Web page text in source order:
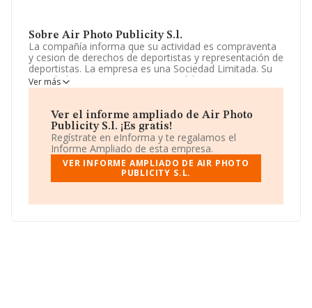
Sobre Air Photo Publicity S.l.
La compañía informa que su actividad es compraventa
y cesion de derechos de deportistas y representación de
deportistas. La empresa es una Sociedad Limitada. Su
actividad CNAE es '%cnae%' con código 6811. La
empresa no tiene actividad en mercados exteriores.
La empresa española Air Photo Publicity S.L, CIF
B12552154, se encuentra en Calle Josep Ramon Batalla
núm. 5, (12540), en el municipio de Vila-real, provincia
de Castellón, Comunidad Valenciana.
Con los datos a disposición de INFORMA sobre 67.991
empresas pertenecientes al sector, a nivel nacional la
estima que el promedio de la facturación entre todas
Ver más
Ver el informe ampliado de Air Photo
Publicity S.l. ¡Es gratis!
Regístrate en eInforma y te regalamos el
Informe Ampliado de esta empresa.
VER INFORME AMPLIADO DE AIR PHOTO
PUBLICITY S.L.